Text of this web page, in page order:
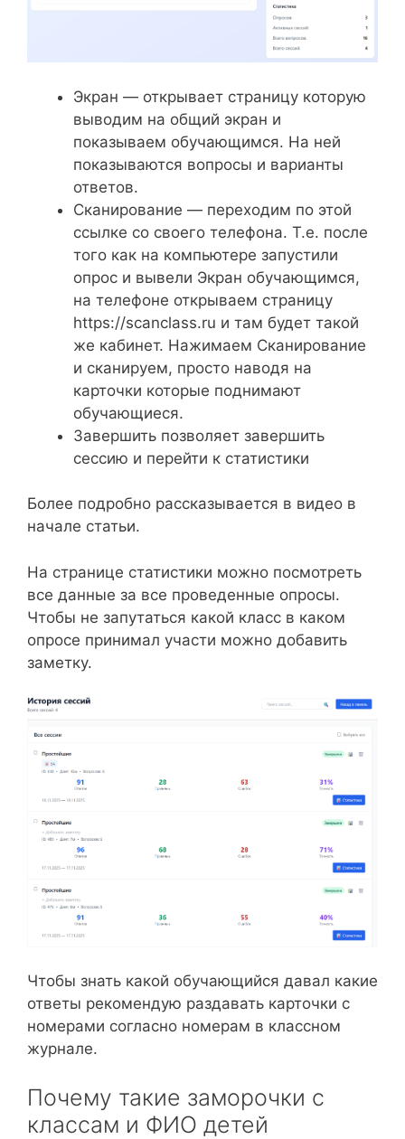
Экран — открывает страницу которую
выводим на общий экран и
показываем обучающимся. На ней
показываются вопросы и варианты
ответов.
Сканирование — переходим по этой
ссылке со своего телефона. Т.е. после
того как на компьютере запустили
опрос и вывели Экран обучающимся,
на телефоне открываем страницу
https://scanclass.ru и там будет такой
же кабинет. Нажимаем Сканирование
и сканируем, просто наводя на
карточки которые поднимают
обучающиеся.
Завершить позволяет завершить
сессию и перейти к статистики
Более подробно рассказывается в видео в
начале статьи.
На странице статистики можно посмотреть
все данные за все проведенные опросы.
Чтобы не запутаться какой класс в каком
опросе принимал участи можно добавить
заметку.
Чтобы знать какой обучающийся давал какие
ответы рекомендую раздавать карточки с
номерами согласно номерам в классном
журнале.
Почему такие заморочки с
классам и ФИО детей